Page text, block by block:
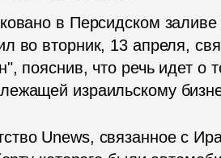
в Персидском
вторник, 13 апреля,
пояснив, что речь идет о
израильскому
Unews, связанное с